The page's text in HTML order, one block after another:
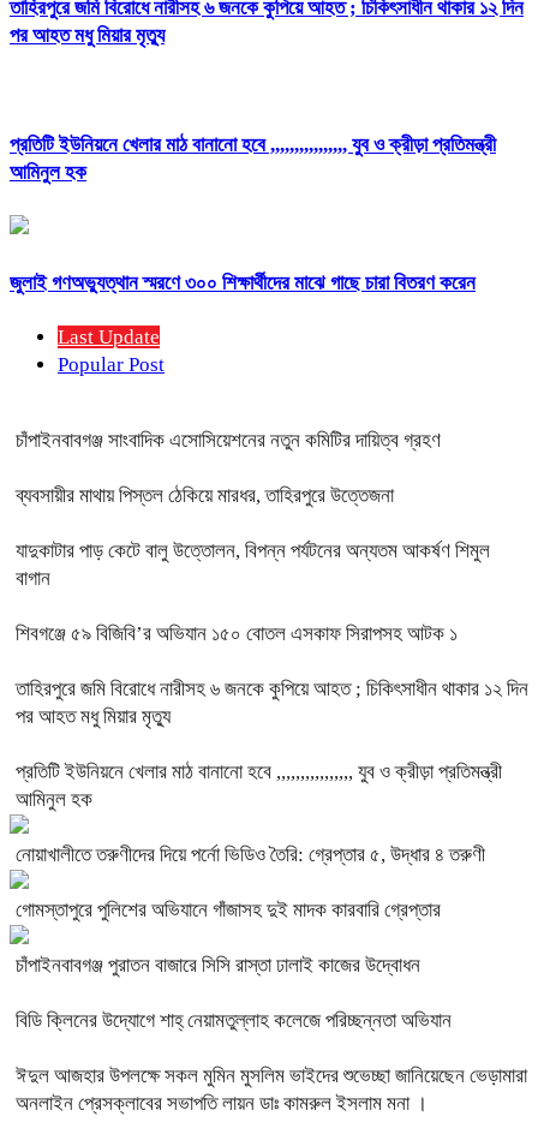
তাহিরপুরে জমি বিরোধে নারীসহ ৬ জনকে কুপিয়ে আহত ; চিকিৎসাধীন থাকার ১২ দিন
পর আহত মধু মিয়ার মৃত্যু
প্রতিটি ইউনিয়নে খেলার মাঠ বানানো হবে ,,,,,,,,,,,,,,,, যুব ও ক্রীড়া প্রতিমন্ত্রী
আমিনুল হক
জুলাই গণঅভ্যুত্থান স্মরণে ৩০০ শিক্ষার্থীদের মাঝে গাছে চারা বিতরণ করেন
Last Update
Popular Post
চাঁপাইনবাবগঞ্জ সাংবাদিক এসোসিয়েশনের নতুন কমিটির দায়িত্ব গ্রহণ
ব্যবসায়ীর মাথায় পিস্তল ঠেকিয়ে মারধর, তাহিরপুরে উত্তেজনা
যাদুকাটার পাড় কেটে বালু উত্তোলন, বিপন্ন পর্যটনের অন্যতম আকর্ষণ শিমুল
বাগান
শিবগঞ্জে ৫৯ বিজিবি’র অভিযান ১৫০ বোতল এসকাফ সিরাপসহ আটক ১
তাহিরপুরে জমি বিরোধে নারীসহ ৬ জনকে কুপিয়ে আহত ; চিকিৎসাধীন থাকার ১২ দিন
পর আহত মধু মিয়ার মৃত্যু
প্রতিটি ইউনিয়নে খেলার মাঠ বানানো হবে ,,,,,,,,,,,,,,,, যুব ও ক্রীড়া প্রতিমন্ত্রী
আমিনুল হক
নোয়াখালীতে তরুণীদের দিয়ে পর্নো ভিডিও তৈরি: গ্রেপ্তার ৫, উদ্ধার ৪ তরুণী
গোমস্তাপুরে পুলিশের অভিযানে গাঁজাসহ দুই মাদক কারবারি গ্রেপ্তার
চাঁপাইনবাবগঞ্জ পুরাতন বাজারে সিসি রাস্তা ঢালাই কাজের উদ্বোধন
বিডি ক্লিনের উদ্যোগে শাহ্ নেয়ামতুল্লাহ কলেজে পরিচ্ছন্নতা অভিযান
ঈদুল আজহার উপলক্ষে সকল মুমিন মুসলিম ভাইদের শুভেচ্ছা জানিয়েছেন ভেড়ামারা
অনলাইন প্রেসক্লাবের সভাপতি লায়ন ডাঃ কামরুল ইসলাম মনা ।